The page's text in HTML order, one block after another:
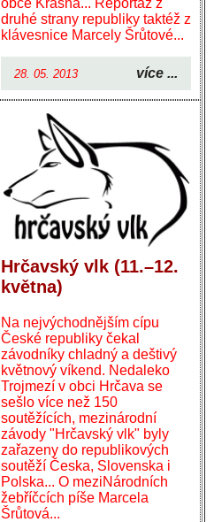
obce Krásná... Reportáž z
druhé strany republiky taktéž z
klávesnice Marcely Šrůtové...
28. 05. 2013 více ...
Hrčavský vlk (11.–12.
května)
Na nejvýchodnějším cípu
České republiky čekal
závodníky chladný a deštivý
květnový víkend. Nedaleko
Trojmezí v obci Hrčava se
sešlo více než 150
soutěžících, mezinárodní
závody "Hrčavský vlk" byly
zařazeny do republikových
soutěží Česka, Slovenska i
Polska... O meziNárodních
žebříčcích píše Marcela
Šrůtová...